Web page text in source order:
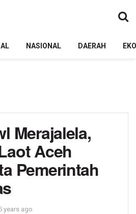
NASIONAL DAERAH
Merajalela,
Aceh
Pemerintah
years ago